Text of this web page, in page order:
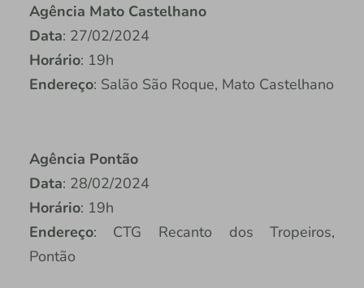
Agência Mato Castelhano
Data: 27/02/2024
Horário: 19h
Endereço: Salão São Roque, Mato Castelhano
Agência Pontão
Data: 28/02/2024
Horário: 19h
Endereço: CTG Recanto dos Tropeiros,
Pontão